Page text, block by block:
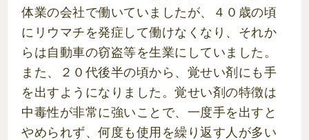
体業の会社で働いていましたが、４０歳の頃
にリウマチを発症して働けなくなり、それか
らは自動車の窃盗等を生業にしていました。
また、２０代後半の頃から、覚せい剤にも手
を出すようになりました。覚せい剤の特徴は
中毒性が非常に強いことで、一度手を出すと
やめられず、何度も使用を繰り返す人が多い